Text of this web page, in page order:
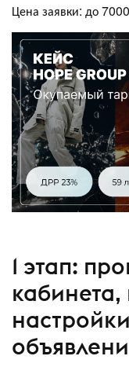
Цена заявки: до
1 этап: